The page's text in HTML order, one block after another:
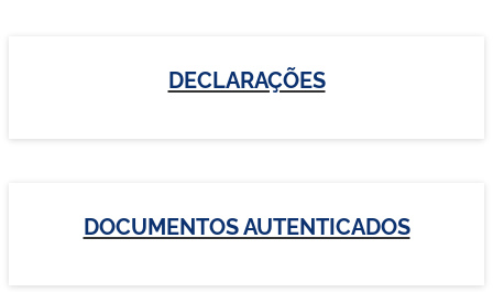
DECLARAÇÕES
DOCUMENTOS AUTENTICADOS